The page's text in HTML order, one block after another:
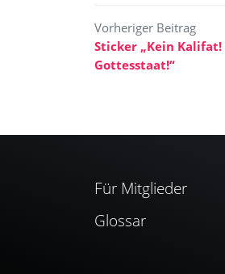
Sticker „Kein Kalifat!
Gottesstaat!“
Für Mitglieder
Glossar